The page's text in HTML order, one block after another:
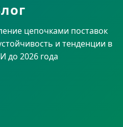
цепочками поставок
и тенденции в
до 2026 года